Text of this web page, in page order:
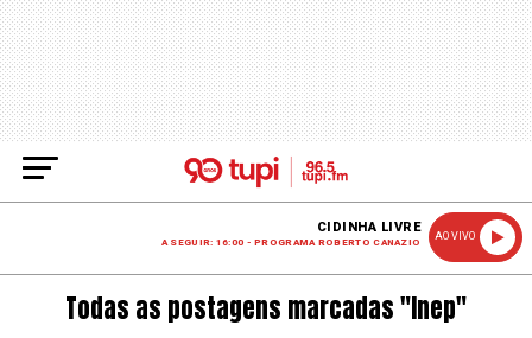
CIDINHA LIVRE
A SEGUIR: 16:00 - PROGRAMA ROBERTO CANAZIO
AO VIVO
Todas as postagens marcadas "Inep"